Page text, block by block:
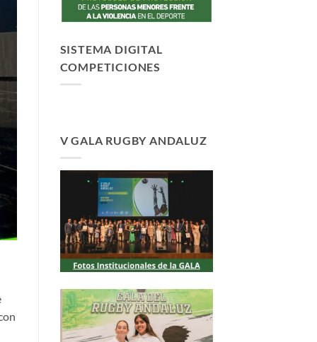
SISTEMA DIGITAL
COMPETICIONES
V GALA RUGBY ANDALUZ